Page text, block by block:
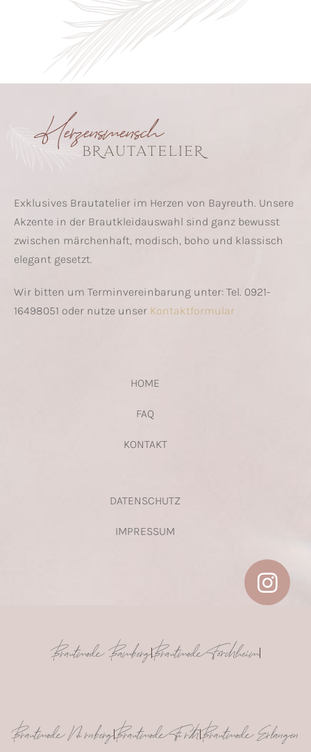
Exklusives Brautatelier im Herzen von Bayreuth. Unsere
Akzente in der Brautkleidauswahl sind ganz bewusst
zwischen märchenhaft, modisch, boho und klassisch
elegant gesetzt.
Wir bitten um Terminvereinbarung unter: Tel. 0921-
16498051 oder nutze unser Kontaktformular
HOME
FAQ
KONTAKT
DATENSCHUTZ
IMPRESSUM
Brautmode BambergBrautmode Forchheim
Brautmode NürnbergBrautmode FürthBrautmode Erlangen